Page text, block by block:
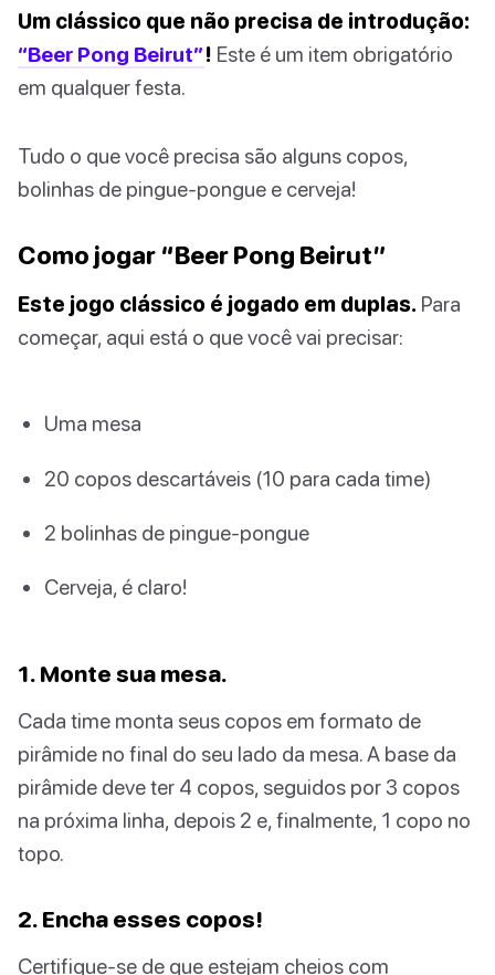
Um clássico que não precisa de introdução:
“Beer Pong Beirut”! Este é um item obrigatório
em qualquer festa.
Tudo o que você precisa são alguns copos,
bolinhas de pingue-pongue e cerveja!
Como jogar “Beer Pong Beirut”
Este jogo clássico é jogado em duplas. Para
começar, aqui está o que você vai precisar:
Uma mesa
20 copos descartáveis (10 para cada time)
2 bolinhas de pingue-pongue
Cerveja, é claro!
1. Monte sua mesa.
Cada time monta seus copos em formato de
pirâmide no final do seu lado da mesa. A base da
pirâmide deve ter 4 copos, seguidos por 3 copos
na próxima linha, depois 2 e, finalmente, 1 copo no
topo.
2. Encha esses copos!
Certifique-se de que estejam cheios com